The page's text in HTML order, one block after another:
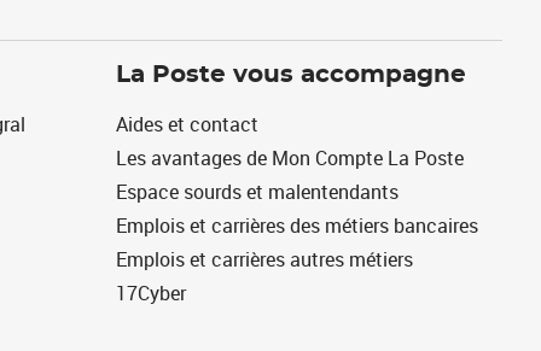
La Poste vous accompagne
Aides et contact
Les avantages de Mon Compte La Poste
Espace sourds et malentendants
Emplois et carrières des métiers bancaires
Emplois et carrières autres métiers
17Cyber